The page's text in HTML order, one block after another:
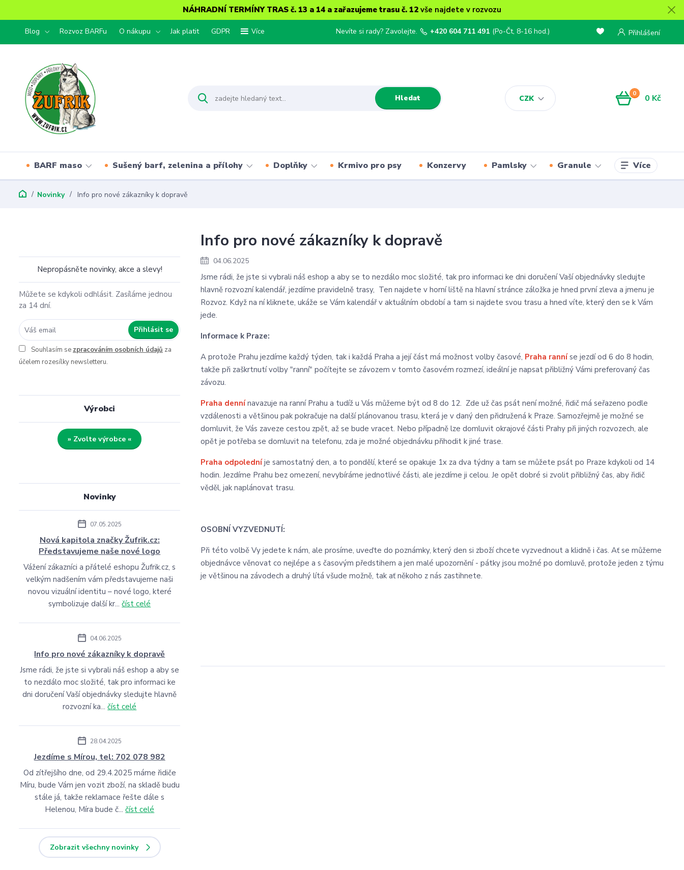
NÁHRADNÍ TERMÍNY TRAS č. 13 a 14 a zařazujeme trasu č. 12 vše najdete v rozvozu
Blog Rozvoz BARFu O nákupu Jak platit GDPR Více
CZK
Přihlášení
Hledat
Nevíte si rady? Zavolejte. +420 604 711 491 (Po-Čt, 8-16 hod.)
0 0 Kč
BARF maso Sušený barf, zelenina a přílohy Doplňky Krmivo pro psy Konzervy Pamlsky Granule Více
Novinky Info pro nové zákazníky k dopravě
Novinky
07.05.2025
Nová kapitola značky Žufrik.cz:
Představujeme naše nové logo
Vážení zákazníci a přátelé eshopu Žufrik.cz, s
velkým nadšením vám představujeme naši
novou vizuální identitu – nové logo, které
symbolizuje další kr...číst celé
04.06.2025
Info pro nové zákazníky k dopravě
Jsme rádi, že jste si vybrali náš eshop a aby se
to nezdálo moc složité, tak pro informaci ke
dni doručení Vaší objednávky sledujte hlavně
rozvozní ka...číst celé
28.04.2025
Jezdíme s Mírou, tel: 702 078 982
Od zítřejšího dne, od 29.4.2025 máme řidiče
Míru, bude Vám jen vozit zboží, na skladě budu
stále já, takže reklamace řešte dále s
Helenou, Míra bude č...číst celé
Zobrazit všechny novinky
Nepropásněte novinky, akce a slevy!
Můžete se kdykoli odhlásit. Zasíláme jednou
za 14 dní.
Přihlásit se
Souhlasím se zpracováním osobních údajů za
účelem rozesílky newsletteru.
Výrobci
» Zvolte výrobce «
Info pro nové zákazníky k dopravě
04.06.2025
Jsme rádi, že jste si vybrali náš eshop a aby se to nezdálo moc složité, tak pro informaci ke dni doručení Vaší objednávky sledujte
hlavně rozvozní kalendář, jezdíme pravidelně trasy, Ten najdete v horní liště na hlavní stránce záložka je hned první zleva a jmenu je
Rozvoz. Když na ní kliknete, ukáže se Vám kalendář v aktuálním období a tam si najdete svou trasu a hned víte, který den se k Vám
jede.
Informace k Praze:
A protože Prahu jezdíme každý týden, tak i každá Praha a její část má možnost volby časové, Praha ranníse jezdí od 6 do 8 hodin,
takže při zaškrtnutí volby "ranní" počítejte se závozem v tomto časovém rozmezí, ideální je napsat přibližný Vámi preferovaný čas
závozu.
Praha dennínavazuje na ranní Prahu a tudíž u Vás můžeme být od 8 do 12. Zde už čas psát není možné, řidič má seřazeno podle
vzdálenosti a většinou pak pokračuje na další plánovanou trasu, která je v daný den přidružená k Praze. Samozřejmě je možné se
domluvit, že Vás zaveze cestou zpět, až se bude vracet. Nebo případně lze domluvit okrajové části Prahy při jiných rozvozech, ale
opět je potřeba se domluvit na telefonu, zda je možné objednávku přihodit k jiné trase.
Praha odpoledníje samostatný den, a to pondělí, které se opakuje 1x za dva týdny a tam se můžete psát po Praze kdykoli od 14
hodin. Jezdíme Prahu bez omezení, nevybíráme jednotlivé části, ale jezdíme ji celou. Je opět dobré si zvolit přibližný čas, aby řidič
věděl, jak naplánovat trasu.
OSOBNÍ VYZVEDNUTÍ:
Při této volbě Vy jedete k nám, ale prosíme, uveďte do poznámky, který den si zboží chcete vyzvednout a klidně i čas. Ať se můžeme
objednávce věnovat co nejlépe a s časovým předstihem a jen malé upozornění - pátky jsou možné po domluvě, protože jeden z týmu
je většinou na závodech a druhý lítá všude možně, tak ať někoho z nás zastihnete.